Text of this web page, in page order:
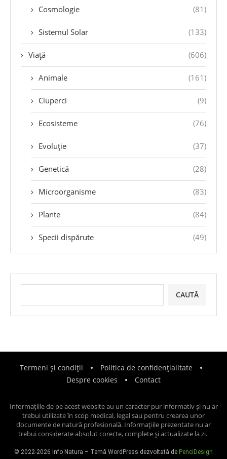
Cosmologie (81)
Sistemul Solar (133)
Viață (606)
Animale (161)
Ciuperci (9)
Ecosisteme (76)
Evoluție (37)
Genetică (28)
Microorganisme (83)
Plante (84)
Specii dispărute (49)
CAUTĂ
Termeni și condiții
Politica de confidențialitate
Despre cookies
Contact
Informațiile de pe acest website au un caracter pur informativ și nu ar
trebui utilizate în scop medical, legal sau pentru crearea unor
documente de natură profesională. Informațiile prezentate nu ar
trebui considerate absolut corecte, complete și actualizate la zi.
© 2022-2026 Info Natura – Temă WordPress dezvoltată de PenciDesign